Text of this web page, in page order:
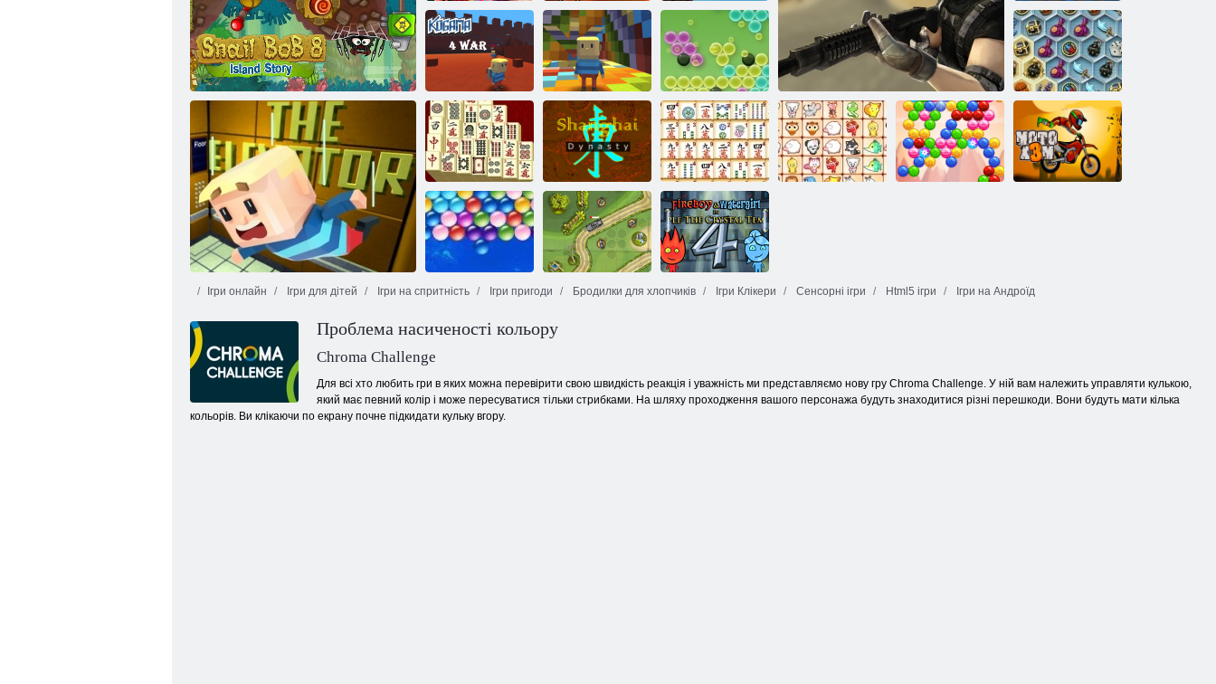
Равлик Боб 8: історія на острові
IPlayer:
Вірність:
Лицарі і
Принцеси
Спритні злодії
3: Караульна
служба
Рекс в Мексиці
Ловці на
прибульців
Когама:
Чотиристороння
війна
Когама:
райдужний
паркур
Кластери
Скарби
містичного
моря
Щоденний
маджонг
Шанхайська
династія
Маджонг лінк
Нескінченні
бульбашки
Ігри онлайн Ігри для дітей Ігри на спритність Ігри пригоди Бродилки для хлопчиків Ігри Клікери Сенсорні ігри Html5 ігри Ігри на Андроїд
Проблема насиченості кольору
Chroma Challenge
Для всі хто любить гри в яких можна перевірити свою швидкість реакція і уважність ми представляємо нову гру Chroma Challenge. У ній вам належить управляти кулькою,
який має певний колір і може пересуватися тільки стрибками. На шляху проходження вашого персонажа будуть знаходитися різні перешкоди. Вони будуть мати кілька
кольорів. Ви клікаючи по екрану почне підкидати кульку вгору.